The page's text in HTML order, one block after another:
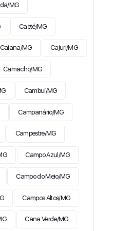
MG
Caeté/MG
Caiana/MG Cajuri/MG
Camacho/MG
Cambuí/MG
Campanário/MG
Campestre/MG
Campo Azul/MG
Campo do Meio/MG
Campos Altos/MG
Cana Verde/MG